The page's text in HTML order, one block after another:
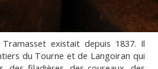
Tramasset existait depuis 1837. Il
du Tourne et de Langoiran qui